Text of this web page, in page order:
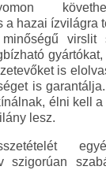
a hazai ízvilágra
virslit
is
is
élni kell
lesz.
szigorúan